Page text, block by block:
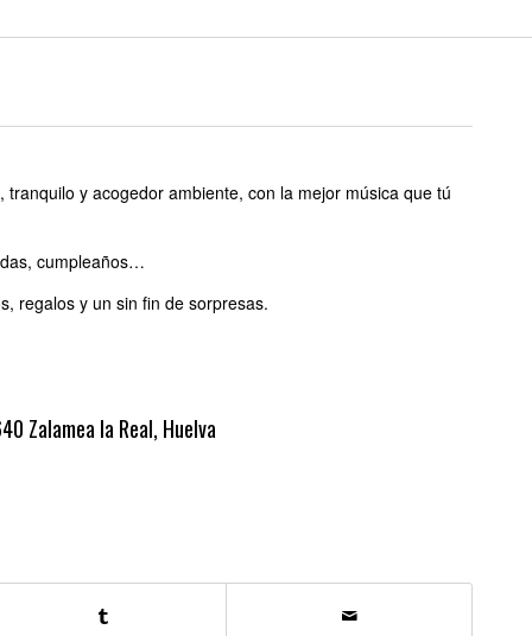
y acogedor ambiente, con la mejor música que tú
cumpleaños…
regalos y un sin fin de sorpresas.
Zalamea la Real, Huelva